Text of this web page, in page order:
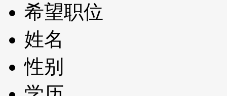
希望职位
姓名
性别